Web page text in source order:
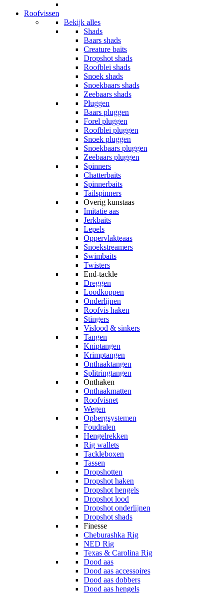
Roofvissen
Bekijk alles
Shads
Baars shads
Creature baits
Dropshot shads
Roofblei shads
Snoek shads
Snoekbaars shads
Zeebaars shads
Pluggen
Baars pluggen
Forel pluggen
Roofblei pluggen
Snoek pluggen
Snoekbaars pluggen
Zeebaars pluggen
Spinners
Chatterbaits
Spinnerbaits
Tailspinners
Overig kunstaas
Imitatie aas
Jerkbaits
Lepels
Oppervlakteaas
Snoekstreamers
Swimbaits
Twisters
End-tackle
Dreggen
Loodkoppen
Onderlijnen
Roofvis haken
Stingers
Vislood & sinkers
Tangen
Kniptangen
Krimptangen
Onthaaktangen
Splitringtangen
Onthaken
Onthaakmatten
Roofvisnet
Wegen
Opbergsystemen
Foudralen
Hengelrekken
Rig wallets
Tackleboxen
Tassen
Dropshotten
Dropshot haken
Dropshot hengels
Dropshot lood
Dropshot onderlijnen
Dropshot shads
Finesse
Cheburashka Rig
NED Rig
Texas & Carolina Rig
Dood aas
Dood aas accessoires
Dood aas dobbers
Dood aas hengels